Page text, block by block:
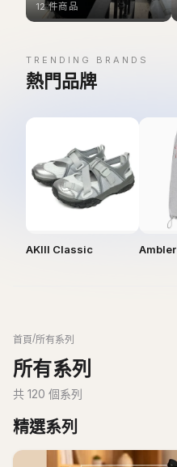
12件商品
TRENDING BRANDS
熱門品牌
AKIII Classic Ambler
首頁/所有系列
所有系列
共 120 個系列
精選系列